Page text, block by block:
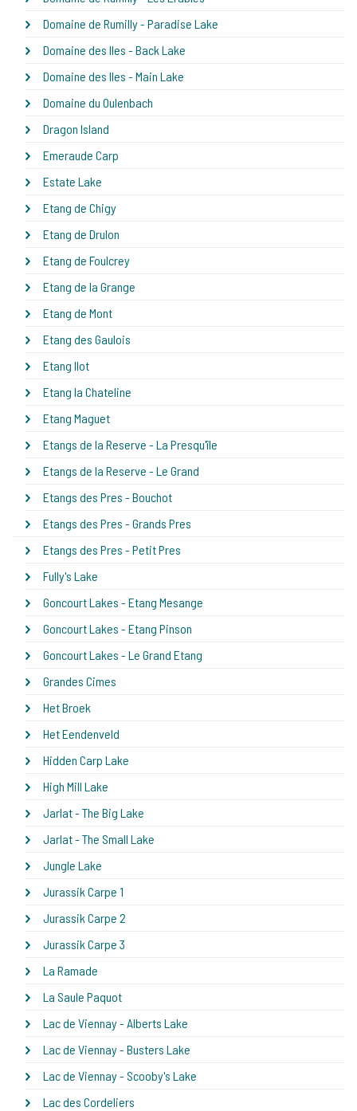
Domaine de Rumilly - Paradise Lake
Domaine des Iles - Back Lake
Domaine des Iles - Main Lake
Domaine du Oulenbach
Dragon Island
Emeraude Carp
Estate Lake
Etang de Chigy
Etang de Drulon
Etang de Foulcrey
Etang de la Grange
Etang de Mont
Etang des Gaulois
Etang Ilot
Etang la Chateline
Etang Maguet
Etangs de la Reserve - La Presqu'île
Etangs de la Reserve - Le Grand
Etangs des Pres - Bouchot
Etangs des Pres - Grands Pres
Etangs des Pres - Petit Pres
Fully's Lake
Goncourt Lakes - Etang Mesange
Goncourt Lakes - Etang Pinson
Goncourt Lakes - Le Grand Etang
Grandes Cimes
Het Broek
Het Eendenveld
Hidden Carp Lake
High Mill Lake
Jarlat - The Big Lake
Jarlat - The Small Lake
Jungle Lake
Jurassik Carpe 1
Jurassik Carpe 2
Jurassik Carpe 3
La Ramade
La Saule Paquot
Lac de Viennay - Alberts Lake
Lac de Viennay - Busters Lake
Lac de Viennay - Scooby's Lake
Lac des Cordeliers